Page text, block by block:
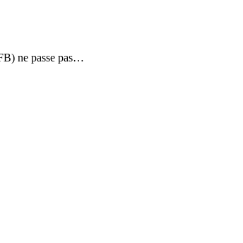
ne passe pas…